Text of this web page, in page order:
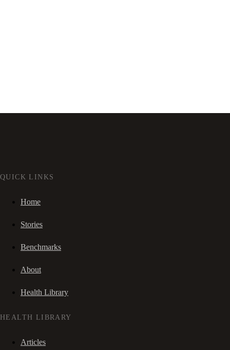
QUICK LINKS
Home
Stories
Benchmarks
About
Health Library
HEALTH LIBRARY
Articles